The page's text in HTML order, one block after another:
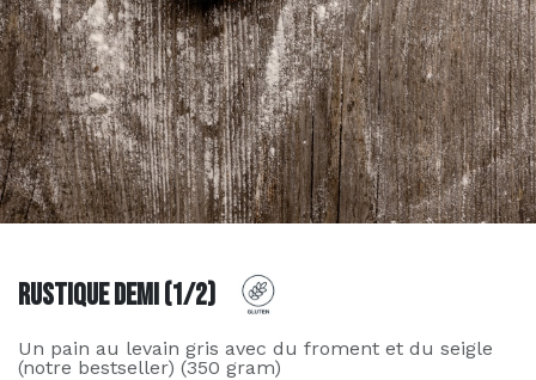
Rustique Demi (1/2)
Un pain au levain gris avec du froment et du seigle
(notre bestseller) (350 gram)